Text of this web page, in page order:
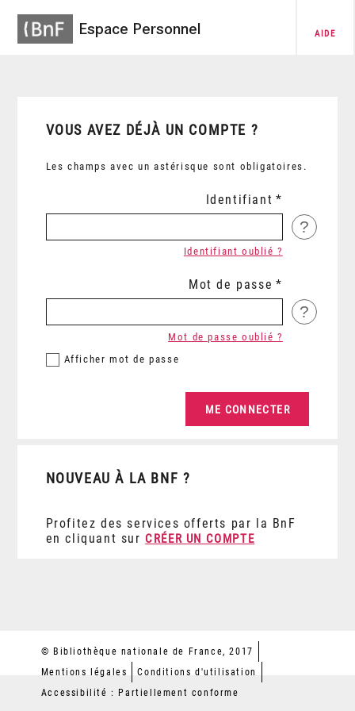
Espace Personnel AIDE
VOUS AVEZ DÉJÀ UN COMPTE ?
Les champs avec un astérisque sont obligatoires.
Identifiant
?
Identifiant oublié ?
Mot de passe
?
Afficher mot de passe
Mot de passe oublié ?
NOUVEAU À LA BNF ?
Profitez des services offerts par la BnF
en cliquant sur CRÉER UN COMPTE
© Bibliothèque nationale de France, 2017
Mentions légales
Conditions d'utilisation
Accessibilité : Partiellement conforme